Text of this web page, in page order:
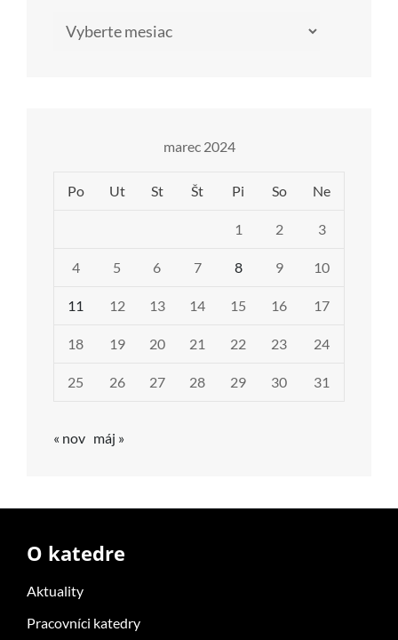
Archív
marec 2024
Po Ut St Št Pi So Ne
1 2 3
4 5 6 7 8 9 10
11 12 13 14 15 16 17
18 19 20 21 22 23 24
25 26 27 28 29 30 31
« nov máj »
O katedre
Aktuality
Pracovníci katedry